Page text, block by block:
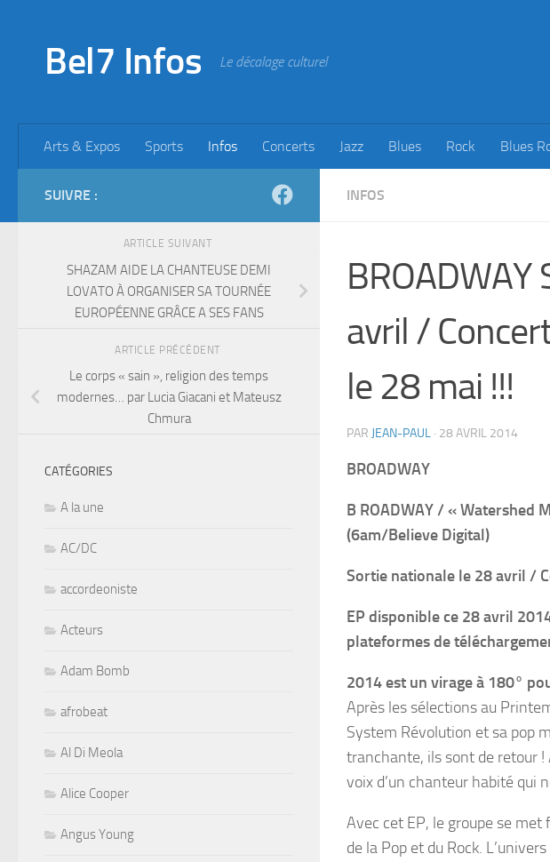
Bel7 Infos Le décalage culturel
Arts & Expos Sports Infos Concerts Jazz Blues Rock Blues
INFOS
avril /
le 28 mai !!!
PAR JEAN-PAUL · 28 AVRIL 2014
BROADWAY
B ROADWAY / « Watershed
(6am/Believe Digital)
Sortie nationale le 28 avril /
EP disponible ce 28 avril
plateformes de
2014 est un virage à 180°
Après les sélections au
System Révolution et sa pop
tranchante, ils sont de retour
voix d’un chanteur habité qui
Avec cet EP, le groupe se
de la Pop et du Rock.
SUIVRE :
ARTICLE SUIVANT
SHAZAM AIDE LA CHANTEUSE DEMI
LOVATO À ORGANISER SA TOURNÉE
EUROPÉENNE GRÂCE A SES FANS
ARTICLE PRÉCÉDENT
Le corps « sain », religion des temps
modernes… par Lucia Giacani et Mateusz
Chmura
CATÉGORIES
A la une
AC/DC
accordeoniste
Acteurs
Adam Bomb
afrobeat
Al Di Meola
Alice Cooper
Angus Young